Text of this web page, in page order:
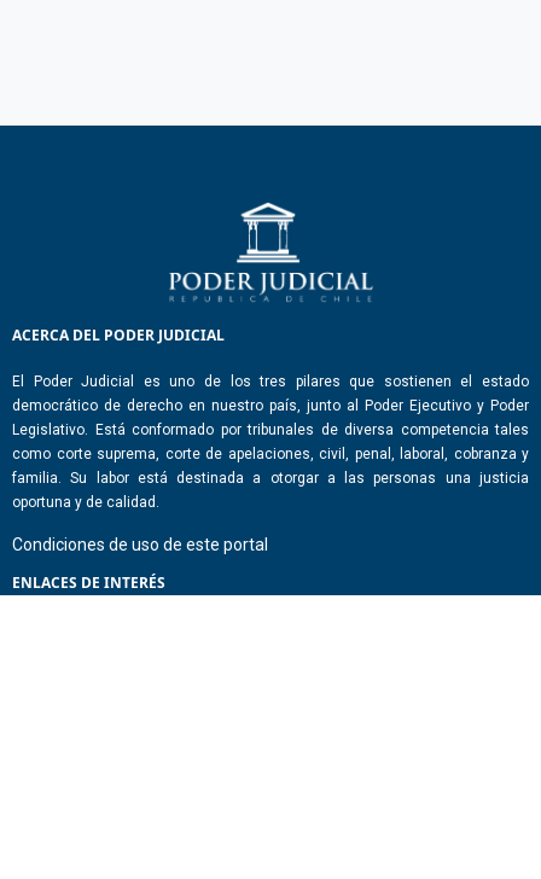
ACERCA DEL PODER JUDICIAL
El Poder Judicial es uno de los tres pilares que sostienen el estado
democrático de derecho en nuestro país, junto al Poder Ejecutivo y Poder
Legislativo. Está conformado por tribunales de diversa competencia tales
como corte suprema, corte de apelaciones, civil, penal, laboral, cobranza y
familia. Su labor está destinada a otorgar a las personas una justicia
oportuna y de calidad.
Condiciones de uso de este portal
ENLACES DE INTERÉS